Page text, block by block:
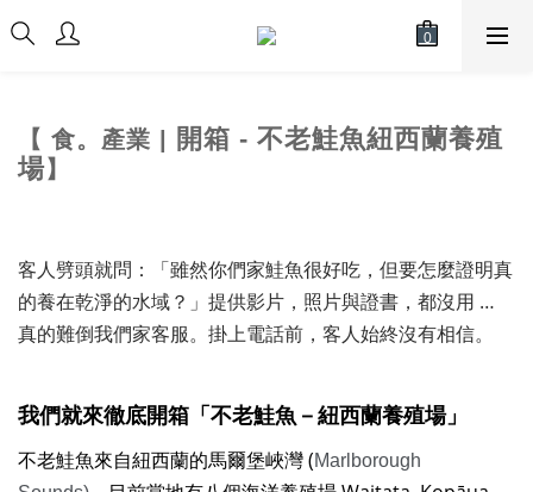
【 食。產業 |
開箱 - 不老鮭魚紐西蘭養殖
場】
客人劈頭就問：「雖然你們家鮭魚很好吃，但要怎麼證明真
的養在乾淨的水域？」提供影片，照片與證書，都沒用 …
真的難倒我們家客服。掛上電話前，客人始終沒有相信。
我們就來徹底開箱「不老鮭魚－紐西蘭養殖場」
不老鮭魚來自紐西蘭的馬爾堡峽灣 (Marlborough